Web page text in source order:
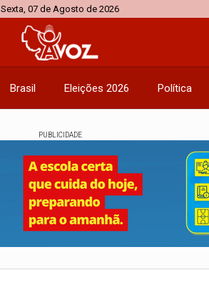
Sexta, 07 de Agosto de 2026
Brasil Eleições 2026 Política
PUBLICIDADE